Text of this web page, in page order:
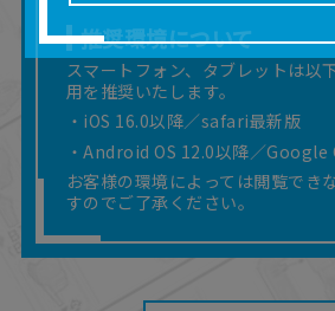
推奨環境について
スマートフォン、タブレットは以
用を推奨いたします。
・iOS 16.0以降／safari最新版
・Android OS 12.0以降／
お客様の環境によっては閲覧でき
すのでご了承ください。
■掲載している取扱説明書は、お
た商品に同梱されたものと異な
す。
■対象商品仕様の変更などにより
内容は予告なく変更される場合
■当社は、取扱説明書の正確性確
ますが、取扱説明書の完全性を
はありません。
■お客様のご利用環境によっては
■本サービスを利用したこと、ま